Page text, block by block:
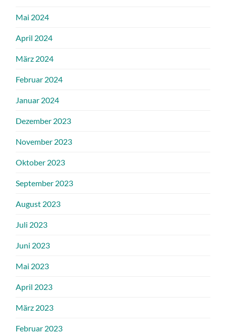
Mai 2024
April 2024
März 2024
Februar 2024
Januar 2024
Dezember 2023
November 2023
Oktober 2023
September 2023
August 2023
Juli 2023
Juni 2023
Mai 2023
April 2023
März 2023
Februar 2023